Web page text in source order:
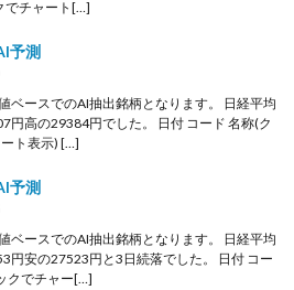
でチャート[…]
予測
ベースでのAI抽出銘柄となります。 日経平均
円高の29384円でした。 日付 コード 名称(ク
ト表示) […]
予測
ベースでのAI抽出銘柄となります。 日経平均
円安の27523円と3日続落でした。 日付 コー
クでチャー[…]